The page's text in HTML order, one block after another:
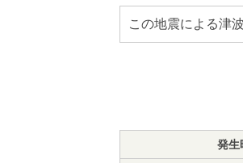
この地震による津
発生